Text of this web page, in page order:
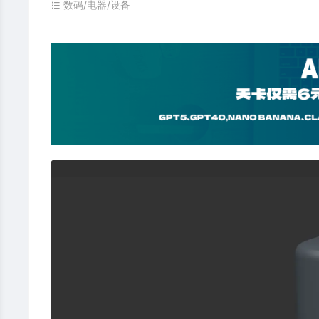
数码/电器/设备